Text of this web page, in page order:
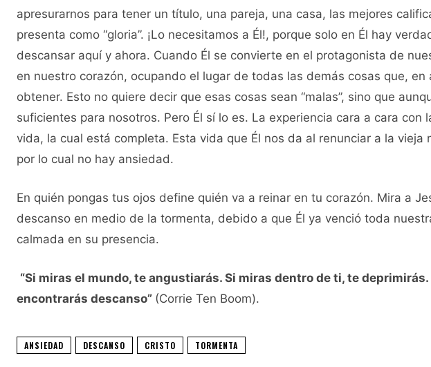
apresurarnos para tener un título, una pareja, una casa, las mejores
presenta como “gloria”. ¡Lo necesitamos a Él!, porque solo en Él hay
descansar aquí y ahora. Cuando Él se convierte en el protagonista de
en nuestro corazón, ocupando el lugar de todas las demás cosas que,
obtener. Esto no quiere decir que esas cosas sean “malas”, sino que
suficientes para nosotros. Pero Él sí lo es. La experiencia cara a cara con
vida, la cual está completa. Esta vida que Él nos da al renunciar a la vieja
por lo cual no hay ansiedad.
En quién pongas tus ojos define quién va a reinar en tu corazón. Mira a
descanso en medio de la tormenta, debido a que Él ya venció toda
calmada en su presencia.
“Si miras el mundo, te angustiarás. Si miras dentro de ti, te
encontrarás descanso” (Corrie Ten Boom).
ANSIEDAD DESCANSO CRISTO TORMENTA